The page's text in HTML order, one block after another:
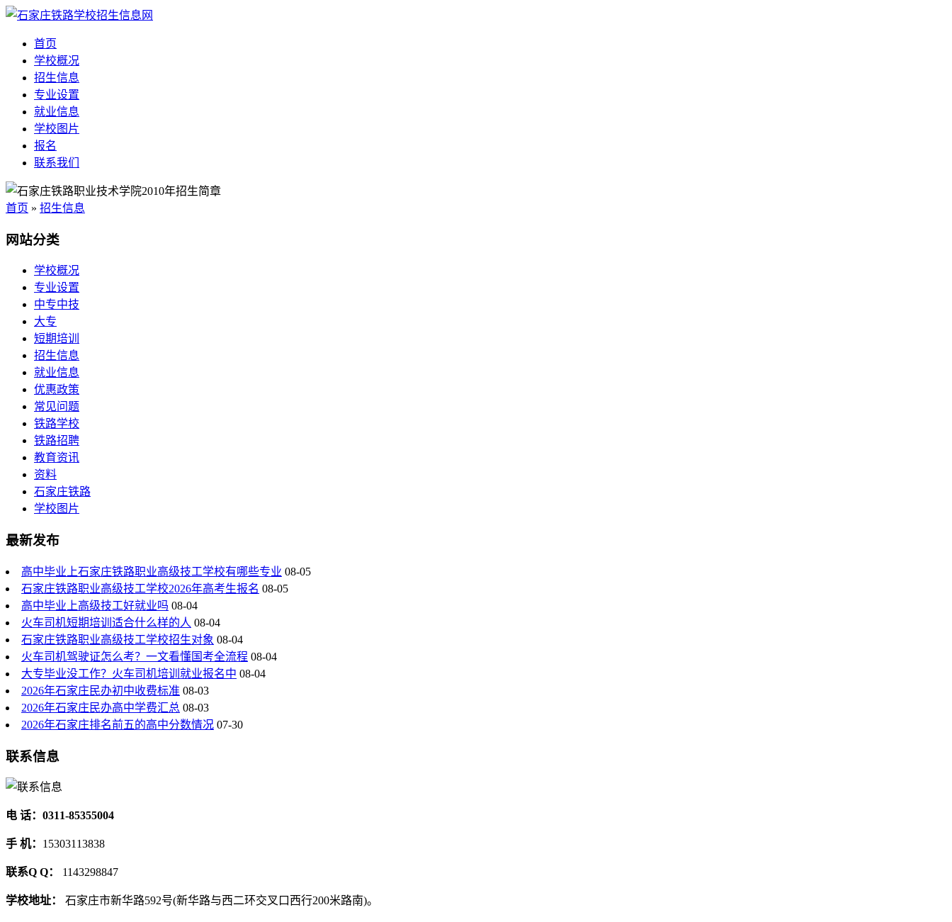
首页
学校概况
招生信息
专业设置
就业信息
学校图片
报名
联系我们
首页 » 招生信息
网站分类
学校概况
专业设置
中专中技
大专
短期培训
招生信息
就业信息
优惠政策
常见问题
铁路学校
铁路招聘
教育资讯
资料
石家庄铁路
学校图片
最新发布
高中毕业上石家庄铁路职业高级技工学校有哪些专业 08-05
石家庄铁路职业高级技工学校2026年高考生报名 08-05
高中毕业上高级技工好就业吗 08-04
火车司机短期培训适合什么样的人 08-04
石家庄铁路职业高级技工学校招生对象 08-04
火车司机驾驶证怎么考？一文看懂国考全流程 08-04
大专毕业没工作？火车司机培训就业报名中 08-04
2026年石家庄民办初中收费标准 08-03
2026年石家庄民办高中学费汇总 08-03
2026年石家庄排名前五的高中分数情况 07-30
联系信息
电 话：0311-85355004
手 机： 15303113838
联系Q Q： 1143298847
学校地址： 石家庄市新华路592号(新华路与西二环交叉口西行200米路南)。